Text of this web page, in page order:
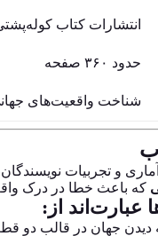
انتشارات کتاب
حدود ۳۶۰ صفحه
شناخت واقعیت‌های
که باعث خطا در درک
عبارت‌اند از:
دیدن جهان در قالب دو